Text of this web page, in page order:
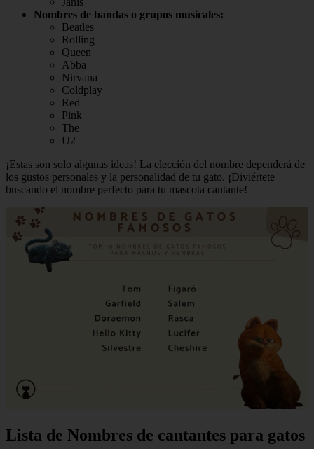
Nombres de bandas o grupos musicales:
Beatles
Rolling
Queen
Abba
Nirvana
Coldplay
Red
Pink
The
U2
¡Estas son solo algunas ideas! La elección del nombre dependerá de
los gustos personales y la personalidad de tu gato. ¡Diviértete
buscando el nombre perfecto para tu mascota cantante!
Lista de Nombres de cantantes para gatos